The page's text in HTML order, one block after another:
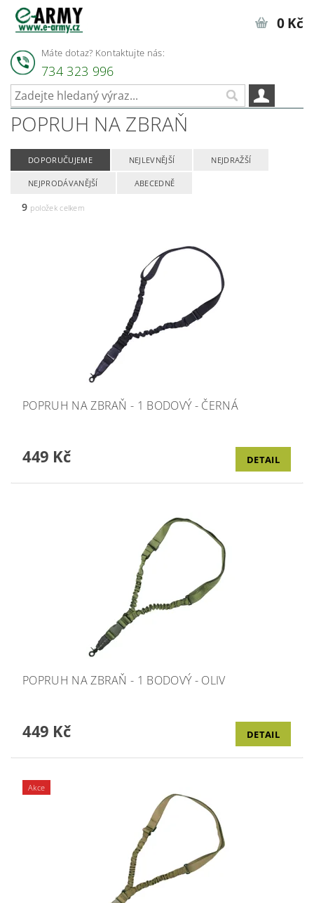
Máte dotaz? Kontaktujte nás:
734 323 996
0 Kč
POPRUH NA ZBRAŇ
DOPORUČUJEME NEJLEVNĚJŠÍ NEJDRAŽŠÍ
NEJPRODÁVANĚJŠÍ ABECEDNĚ
9 položek celkem
POPRUH NA ZBRAŇ - 1 BODOVÝ - ČERNÁ
449 Kč DETAIL
POPRUH NA ZBRAŇ - 1 BODOVÝ - OLIV
449 Kč DETAIL
Akce